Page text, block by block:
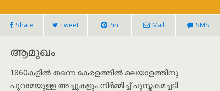
Share Tweet Pin Mail SMS
ആമുഖം
1860കളിൽ തന്നെ കേരളത്തിൽ മലയാളത്തിനു
പുറമേയുള്ള അച്ചുകളും നിർമ്മിച്ച് പുസ്തകമച്ചടി